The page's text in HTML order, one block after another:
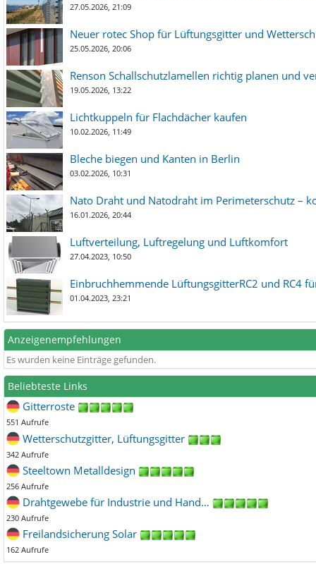
27.05.2026, 21:09
Neuer rotec Shop für Lüftungsgitter und
25.05.2026, 20:06
Renson Schallschutzlamellen richtig planen und
19.05.2026, 13:22
Lichtkuppeln für Flachdächer kaufen
10.02.2026, 11:49
Bleche biegen und Kanten in Berlin
03.02.2026, 10:31
Nato Draht und Natodraht im Perimeterschutz –
16.01.2026, 20:44
Luftverteilung, Luftregelung und Luftkomfort
27.04.2023, 10:50
Einbruchhemmende LüftungsgitterRC2 und RC4
01.04.2023, 23:21
Anzeigenempfehlungen
Es wurden keine Einträge gefunden.
Beliebteste Links
Gitterroste
551 Aufrufe
Wetterschutzgitter, Lüftungsgitter
342 Aufrufe
Steeltown Metalldesign
256 Aufrufe
Drahtgewebe für Industrie und Hand…
230 Aufrufe
Freilandsicherung Solar
162 Aufrufe